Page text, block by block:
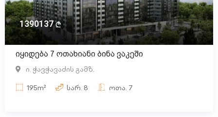
1390137
იყიდება 7 ოთახიანი ბინა ვაკეში
ი. ჭავჭავაძის გამზ.
195m²
სარ. 8 ოთა. 7